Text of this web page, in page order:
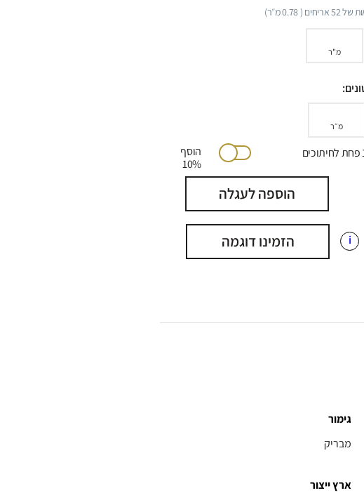
של52אריחים (0.78מ״ר)
מ"ר
מ״ר
להוסיף להזמנה 10% פחת לחיתוכים
הוסף
10%
הוספה לעגלה
הזמינו דוגמה i
גימור
מבריק
ארץ ייצור